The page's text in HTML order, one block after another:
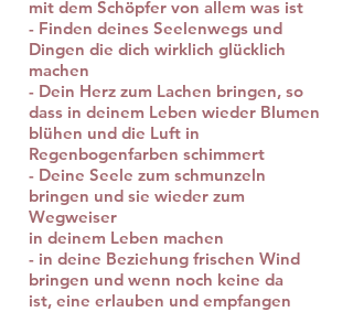
mit dem Schöpfer von allem was ist
- Finden deines Seelenwegs und
Dingen die dich wirklich glücklich
machen
- Dein Herz zum Lachen bringen, so
dass in deinem Leben wieder Blumen
blühen und die Luft in
Regenbogenfarben schimmert
- Deine Seele zum schmunzeln
bringen und sie wieder zum
Wegweiser
in deinem Leben machen
- in deine Beziehung frischen Wind
bringen und wenn noch keine da
ist, eine erlauben und empfangen